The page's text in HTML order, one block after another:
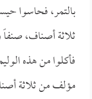
بالتمر، فحاسوا
ثلاثة أصناف،
فأكلوا من هذه
مؤلف من ثلاثة